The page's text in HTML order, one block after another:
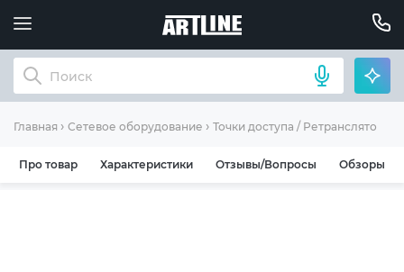
Главная Сетевое оборудование Точки доступа / Ретрансляторы
Про товар Характеристики Отзывы/Вопросы Обзоры